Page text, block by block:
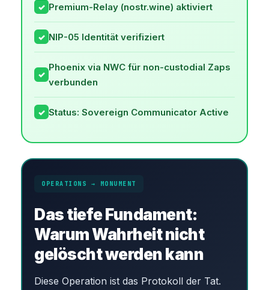
✓ Premium-Relay (nostr.wine) aktiviert
✓ NIP-05 Identität verifiziert
✓
Phoenix via NWC für non-custodial Zaps
verbunden
✓ Status: Sovereign Communicator Active
OPERATIONS → MONUMENT
Das tiefe Fundament:
Warum Wahrheit nicht
gelöscht werden kann
Diese Operation ist das Protokoll der Tat.